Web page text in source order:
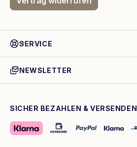
SERVICE
NEWSLETTER
SICHER BEZAHLEN & VERSENDEN